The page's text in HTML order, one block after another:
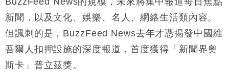
財經｜滙豐上調香港今年GDP預測至4.5% 看好貿易
及消費表現
16:47
本地｜假冒內地執法人員要求交「保證金」 43歲女子
損失近6900萬元
新聞，以及文化、娛樂、名人、網絡生活類內容。
但諷刺的是，BuzzFeed News去年才憑揭發中國維
吾爾人扣押設施的深度報道，首度獲得「新聞界奧
斯卡」普立茲獎。